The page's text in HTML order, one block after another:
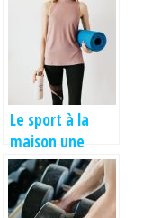
Le sport à la
maison une
nouvelle
tendance après
le confinement